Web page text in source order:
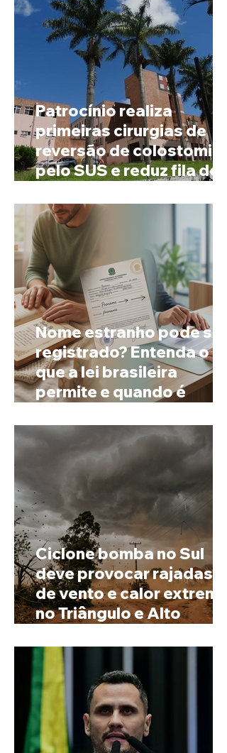
Patrocínio realiza
primeiras cirurgias de
reversão de colostomia
pelo SUS e reduz fila de
Nome estranho pode ser
registrado? Entenda o
que a lei brasileira
permite e quando é
prenome
Ciclone bomba no Sul
deve provocar rajadas
de vento e calor extremo
no Triângulo e Alto